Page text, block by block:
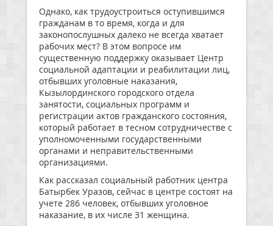
Однако, как трудоустроиться оступившимся
гражданам в то время, когда и для
законопослушных далеко не всегда хватает
рабочих мест? В этом вопросе им
существенную поддержку оказывает Центр
социальной адаптации и реабилитации лиц,
отбывших уголовные наказания,
Кызылординского городского отдела
занятости, социальных программ и
регистрации актов гражданского состояния,
который работает в тесном сотрудничестве с
уполномоченными государственными
органами и неправительственными
организациями.
Как рассказал социальный работник центра
Батырбек Уразов, сейчас в центре состоят на
учете 286 человек, отбывших уголовное
наказание, в их числе 31 женщина.